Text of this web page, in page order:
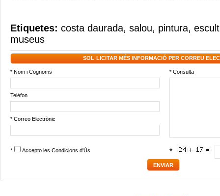
Etiquetes: costa daurada, salou, pintura,
museus
SOL·LICITAR MÉS INFORMACIÓ PER CORREU
* Nom i Cognoms * Consulta
Telèfon
* Correo Electrònic
* Accepto les Condicions d'Ús *